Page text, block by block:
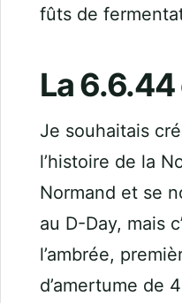
fûts de
La
Je souhaitais
l’histoire de la
Normand et se
au D-Day, mais
l’ambrée,
d’amertume de